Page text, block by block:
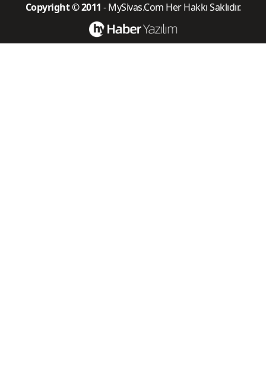
Copyright © 2011 - MySivas.Com Her Hakkı Saklıdır.